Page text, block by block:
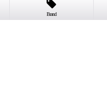
Brand